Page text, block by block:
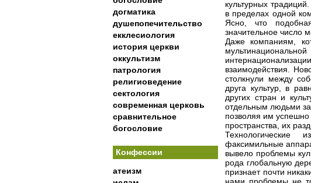
догматика
душепопечительство
екклесиология
история церкви
оккультизм
патрология
религиоведение
сектология
современная церковь
сравнительное
богословие
Конфессии
атеизм
культурных
в пределах одной
Ясно, что
значительное число
Даже компаниям,
взаимодействия.
столкнули между
друга культур, в
других стран и
отдельным людьми
позволяя им
пространства, их
факсимильные
вывело проблемы
рода глобальную
признает почти